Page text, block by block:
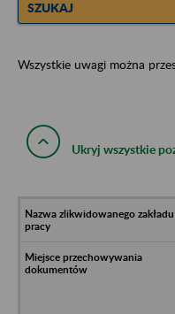
SZUKAJ
Wszystkie uwagi można
Ukryj wszystkie